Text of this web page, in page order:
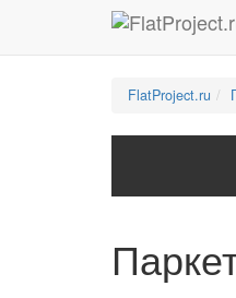
FlatProject.ru